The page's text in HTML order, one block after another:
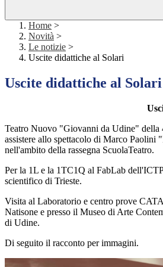
Home >
Novità >
Le notizie >
Uscite didattiche al Solari
Uscite didattiche al Solari
Teatro Nuovo "Giovanni da Udine" della
assistere allo spettacolo di Marco Paolini
nell'ambito della rassegna ScuolaTeatro.
Per la 1L e la 1TC1Q al FabLab
scientifico di Trieste.
Visita al Laboratorio e centro prove
Natisone e presso il Museo di Arte
di Udine.
Di seguito il racconto per immagini.